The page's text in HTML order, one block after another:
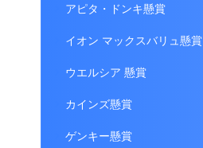
アピタ・ドンキ懸賞
イオン マックスバリュ懸賞
ウエルシア 懸賞
カインズ懸賞
ゲンキー懸賞